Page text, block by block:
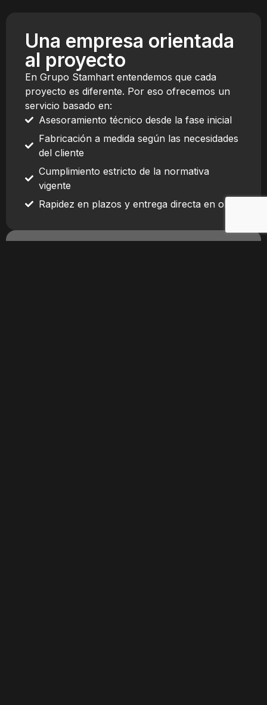
Una empresa orientada
al proyecto
En Grupo Stamhart entendemos que cada
proyecto es diferente. Por eso ofrecemos un
servicio basado en:
Asesoramiento técnico desde la fase inicial
Fabricación a medida según las necesidades
del cliente
Cumplimiento estricto de la normativa
vigente
Rapidez en plazos y entrega directa en obra